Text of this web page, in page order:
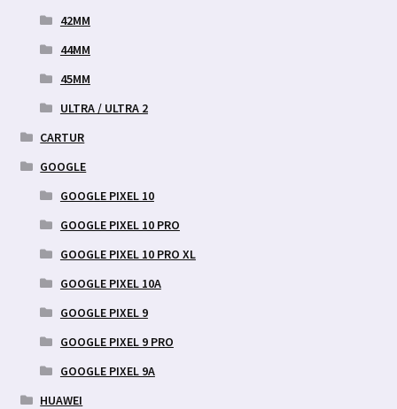
42MM
44MM
45MM
ULTRA / ULTRA 2
CARTUR
GOOGLE
GOOGLE PIXEL 10
GOOGLE PIXEL 10 PRO
GOOGLE PIXEL 10 PRO XL
GOOGLE PIXEL 10A
GOOGLE PIXEL 9
GOOGLE PIXEL 9 PRO
GOOGLE PIXEL 9A
HUAWEI